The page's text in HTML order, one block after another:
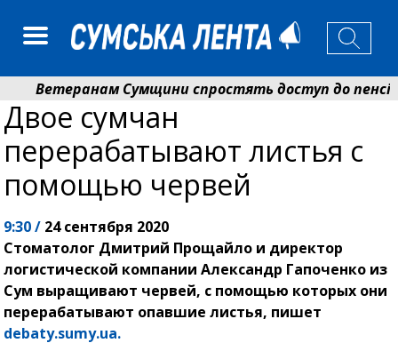
Ветеранам Сумщини спростять доступ до пенсій
Романько розширює програму відпочинку дітей із
Двое сумчан
перерабатывают листья с
помощью червей
9:30 / 24 сентября 2020
Стоматолог Дмитрий Прощайло и директор
логистической компании Александр Гапоченко из
Сум выращивают червей, с помощью которых они
перерабатывают опавшие листья, пишет
debaty.sumy.ua.